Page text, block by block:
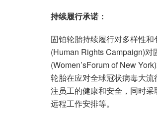
持续履行承诺：
固铂轮胎持续履行对多样性
(Human Rights Campaign)
(Women’sForum of New
轮胎在应对全球冠状病毒大
注员工的健康和安全，同时
远程工作安排等。